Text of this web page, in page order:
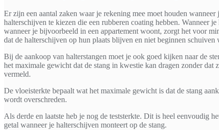
Er zijn een aantal zaken waar je rekening mee moet houden wanneer
halterschijven te kiezen die een rubberen coating hebben. Wanneer
wanneer je bijvoorbeeld in een appartement woont, zorgt het voor
dat de halterschijven op hun plaats blijven en niet beginnen schuiven
Bij de aankoop van halterstangen moet je ook goed kijken naar de
het maximale gewicht dat de stang in kwestie kan dragen zonder
vermeld.
De vloeisterkte bepaalt wat het maximale gewicht is dat de stang
wordt overschreden.
Als derde en laatste heb je nog de teststerkte. Dit is heel eenvoudig
getal wanneer je halterschijven monteert op de stang.